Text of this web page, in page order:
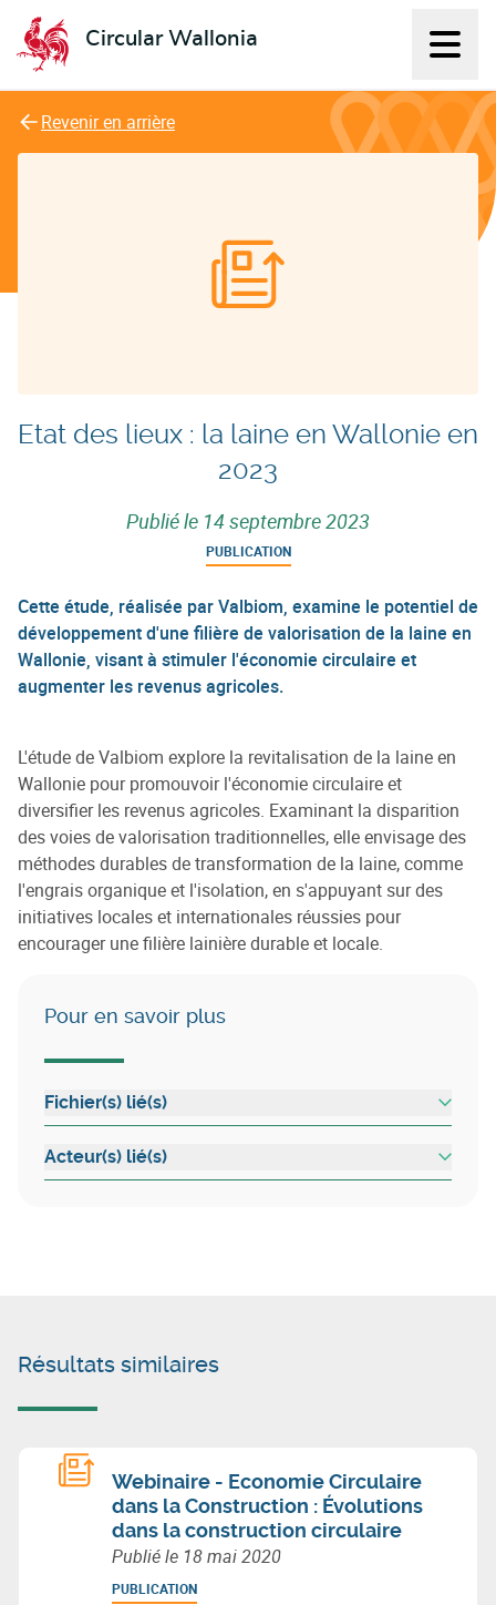
Circular Wallonia
L'économie circulaire
Revenir en arrière
Etat des lieux : la laine en Wallonie en
2023
Publié le 14 septembre 2023
PUBLICATION
Cette étude, réalisée par Valbiom, examine le potentiel de
développement d'une filière de valorisation de la laine en
Wallonie, visant à stimuler l'économie circulaire et
augmenter les revenus agricoles.
L'étude de Valbiom explore la revitalisation de la laine en
Wallonie pour promouvoir l'économie circulaire et
diversifier les revenus agricoles. Examinant la disparition
des voies de valorisation traditionnelles, elle envisage des
méthodes durables de transformation de la laine, comme
l'engrais organique et l'isolation, en s'appuyant sur des
initiatives locales et internationales réussies pour
encourager une filière lainière durable et locale.
Pour en savoir plus
Fichier(s) lié(s)
Acteur(s) lié(s)
Résultats similaires
Webinaire - Economie Circulaire
dans la Construction : Évolutions
dans la construction circulaire
Publié le 18 mai 2020
PUBLICATION